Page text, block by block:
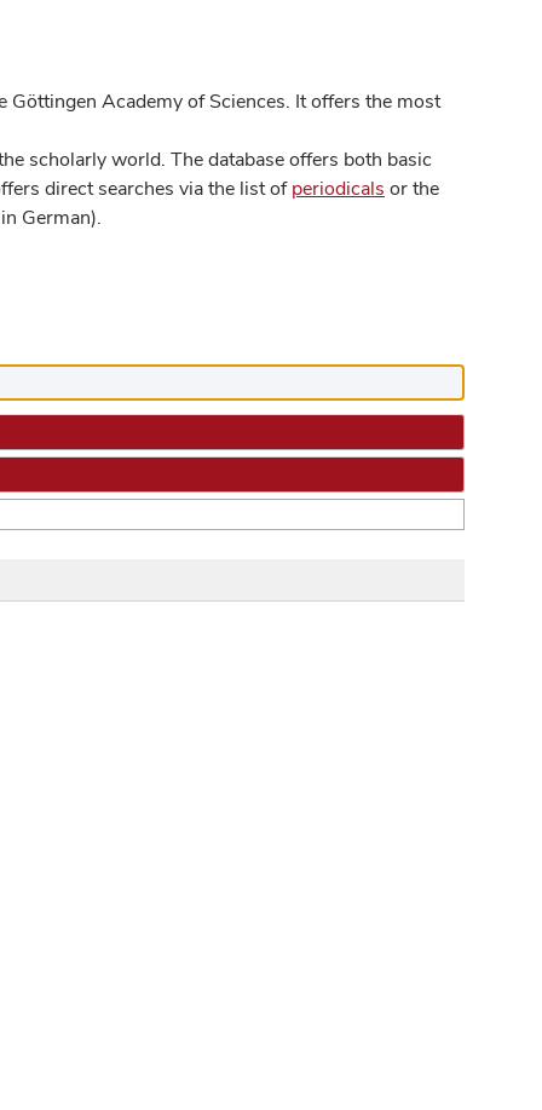
Academy of Sciences. It offers the most
scholarly world. The database offers both basic
direct searches via the list ofperiodicals or the
German).